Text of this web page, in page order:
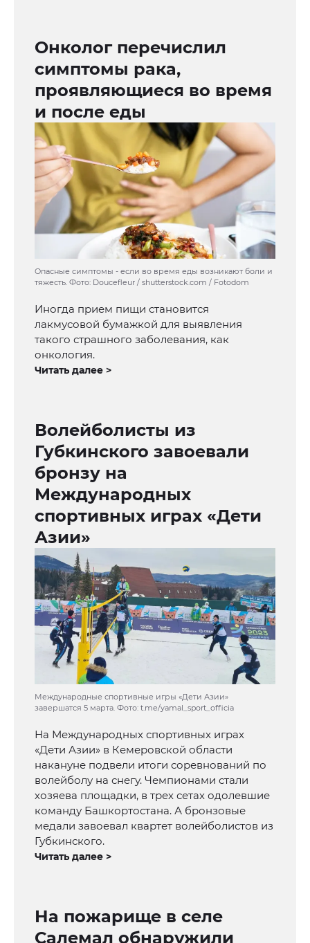
Онколог перечислил
симптомы рака,
проявляющиеся во время
и после еды
Опасные симптомы - если во время еды возникают боли и
тяжесть. Фото: Doucefleur / shutterstock.com / Fotodom
Иногда прием пищи становится
лакмусовой бумажкой для выявления
такого страшного заболевания, как
онкология.
Читать далее >
Волейболисты из
Губкинского завоевали
бронзу на
Международных
спортивных играх «Дети
Азии»
Международные спортивные игры «Дети Азии»
завершатся 5 марта. Фото: t.me/yamal_sport_officia
На Международных спортивных играх
«Дети Азии» в Кемеровской области
накануне подвели итоги соревнований по
волейболу на снегу. Чемпионами стали
хозяева площадки, в трех сетах одолевшие
команду Башкортостана. А бронзовые
медали завоевал квартет волейболистов из
Губкинского.
Читать далее >
На пожарище в селе
Салемал обнаружили